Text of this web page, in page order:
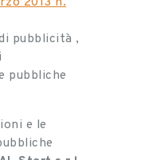
pubblicità ,
pubbliche
e le